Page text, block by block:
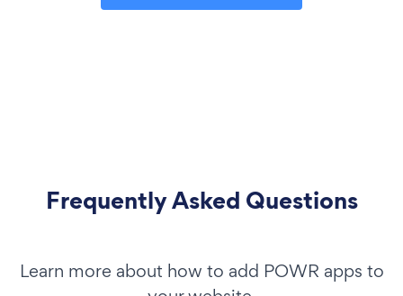
Frequently Asked Questions
Learn more about how to add POWR apps to